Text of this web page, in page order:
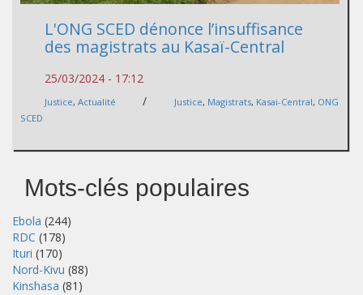
L'ONG SCED dénonce l’insuffisance
des magistrats au Kasaï-Central
25/03/2024 - 17:12
Justice, Actualité / Justice, Magistrats, Kasai-Central, ONG
SCED
Mots-clés populaires
Ebola (244)
RDC (178)
Ituri (170)
Nord-Kivu (88)
Kinshasa (81)